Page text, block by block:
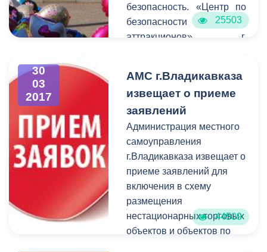
попавшим в сложные
жизненные ситуации, а
также для поддержки
Северной Осетии-Алании.
безопасность. «Центр по
безопасности
аттракционов» г.
экcпертизы во
Владикавказ. Проверку
прошли аттракционные
комплексы,
расположенные в Парке
культуры и отдыха
им.К.Л.Хетагурова, а
также возле кинотеатра
«Терек».
25503
30
03
2017
АМС г.Владикавказа
извещает о приеме
заявлений
Администрация местного
самоуправления
г.Владикавказа извещает о
приеме заявлений для
включения в схему
размещения
нестационарных торговых
объектов и объектов по
44509